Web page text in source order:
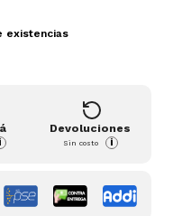
existencias
i
Devoluciones
Sin costo i